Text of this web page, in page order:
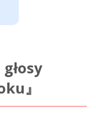
』